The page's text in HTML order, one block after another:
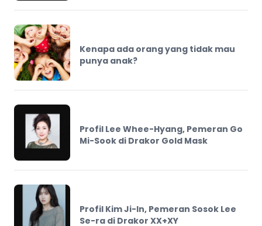
Kenapa ada orang yang tidak mau
punya anak?
Profil Lee Whee-Hyang, Pemeran Go
Mi-Sook di Drakor Gold Mask
Profil Kim Ji-In, Pemeran Sosok Lee
Se-ra di Drakor XX+XY